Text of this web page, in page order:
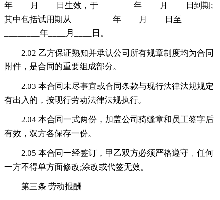
年____月____日生效，于________年____月____日到期;
其中包括试用期从_ ________年____月____日至
________年____月____日。
2.02 乙方保证熟知并承认公司所有规章制度均为合同
附件，是合同的重要组成部分。
2.03 本合同未尽事宜或合同条款与现行法律法规规定
有出入的，按现行劳动法律法规执行。
2.04 本合同一式两份，加盖公司骑缝章和员工签字后
有效，双方各保存一份。
2.05 本合同一经签订，甲乙双方必须严格遵守，任何
一方不得单方面修改;涂改或代签无效。
第三条 劳动报酬